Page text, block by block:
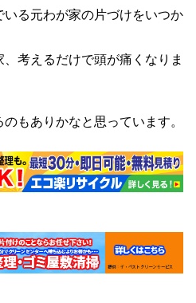
る元わが家の片づけをいつか
考えるだけで頭が痛くなりま
もありかなと思っています。